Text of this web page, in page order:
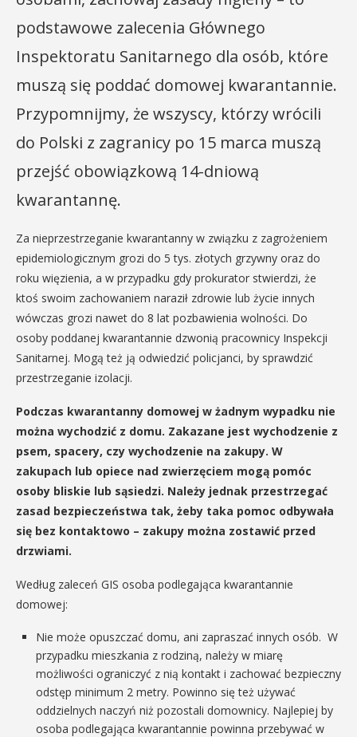
podstawowe zalecenia Głównego
Inspektoratu Sanitarnego dla osób, które
muszą się poddać domowej kwarantannie.
Przypomnijmy, że wszyscy, którzy wrócili
do Polski z zagranicy po 15 marca muszą
przejść obowiązkową 14-dniową
kwarantannę.
Za nieprzestrzeganie kwarantanny w związku z zagrożeniem
epidemiologicznym grozi do 5 tys. złotych grzywny oraz do
roku więzienia, a w przypadku gdy prokurator stwierdzi, że
ktoś swoim zachowaniem naraził zdrowie lub życie innych
wówczas grozi nawet do 8 lat pozbawienia wolności. Do
osoby poddanej kwarantannie dzwonią pracownicy Inspekcji
Sanitarnej. Mogą też ją odwiedzić policjanci, by sprawdzić
przestrzeganie izolacji.
Podczas kwarantanny domowej w żadnym wypadku nie
można wychodzić z domu. Zakazane jest wychodzenie z
psem, spacery, czy wychodzenie na zakupy. W
zakupach lub opiece nad zwierzęciem mogą pomóc
osoby bliskie lub sąsiedzi. Należy jednak przestrzegać
zasad bezpieczeństwa tak, żeby taka pomoc odbywała
się bez kontaktowo – zakupy można zostawić przed
drzwiami.
Według zaleceń GIS osoba podlegająca kwarantannie
domowej:
Nie może opuszczać domu, ani zapraszać innych osób. W
przypadku mieszkania z rodziną, należy w miarę
możliwości ograniczyć z nią kontakt i zachować bezpieczny
odstęp minimum 2 metry. Powinno się też używać
oddzielnych naczyń niż pozostali domownicy. Najlepiej by
osoba podlegająca kwarantannie powinna przebywać w